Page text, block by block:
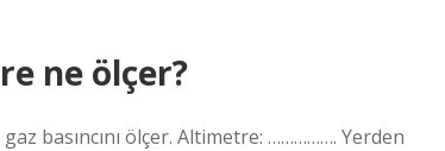
ne ölçer?
basıncını ölçer. Altimetre: ……………. Yerden